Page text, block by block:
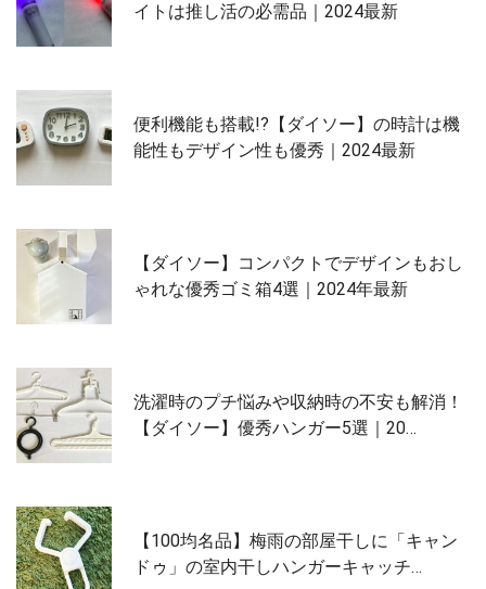
イトは推し活の必需品｜2024最新
便利機能も搭載!?【ダイソー】の時計は機
能性もデザイン性も優秀｜2024最新
【ダイソー】コンパクトでデザインもおし
ゃれな優秀ゴミ箱4選｜2024年最新
洗濯時のプチ悩みや収納時の不安も解消！
【ダイソー】優秀ハンガー5選｜20…
【100均名品】梅雨の部屋干しに「キャン
ドゥ」の室内干しハンガーキャッチ…